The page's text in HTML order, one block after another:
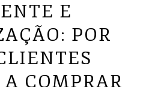
E
POR
COMPRAR